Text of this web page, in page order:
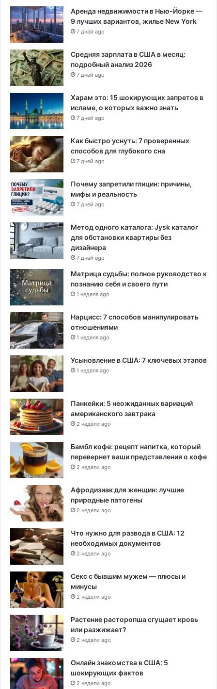
о
м
Аренда недвижимости в Нью-Йорке —
9 лучших вариантов, жилье New York
7 дней ago
Средняя зарплата в США в месяц:
подробный анализ 2026
7 дней ago
Харам это: 15 шокирующих запретов в
исламе, о которых важно знать
7 дней ago
Как быстро уснуть: 7 проверенных
способов для глубокого сна
7 дней ago
Почему запретили глицин: причины,
мифы и реальность
7 дней ago
Метод одного каталога: Jysk каталог
для обстановки квартиры без
дизайнера
7 дней ago
Матрица судьбы: полное руководство к
познанию себя и своего пути
1 неделя ago
Нарцисс: 7 способов манипулировать
отношениями
1 неделя ago
Усыновление в США: 7 ключевых этапов
1 неделя ago
Панкейки: 5 неожиданных вариаций
американского завтрака
2 недели ago
Бамбл кофе: рецепт напитка, который
перевернет ваши представления о кофе
2 недели ago
Афродизиак для женщин: лучшие
природные патогены
2 недели ago
Что нужно для развода в США: 12
необходимых документов
2 недели ago
Секс с бывшим мужем — плюсы и
минусы
2 недели ago
Растение расторопша сгущает кровь
или разжижает?
2 недели ago
Онлайн знакомства в США: 5
шокирующих фактов
2 недели ago